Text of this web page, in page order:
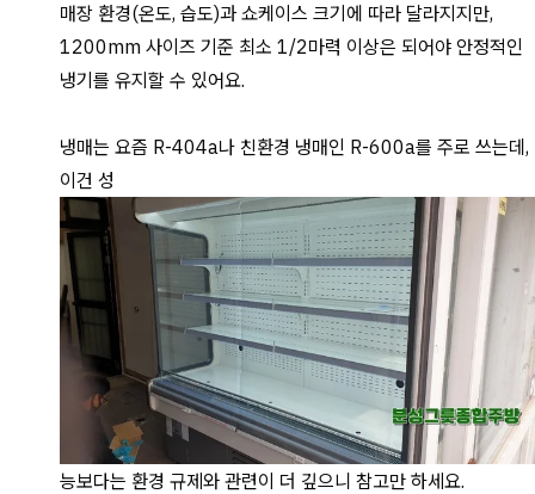
매장 환경(온도, 습도)과 쇼케이스 크기에 따라 달라지지만,
1200mm 사이즈 기준 최소 1/2마력 이상은 되어야 안정적인
냉기를 유지할 수 있어요.
냉매는 요즘 R-404a나 친환경 냉매인 R-600a를 주로 쓰는데,
이건 성
능보다는 환경 규제와 관련이 더 깊으니 참고만 하세요.